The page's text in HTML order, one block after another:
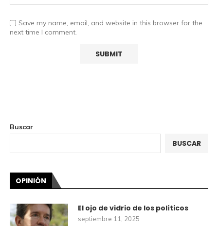
Save my name, email, and website in this browser for the
next time I comment.
Buscar
BUSCAR
OPINIÓN
El ojo de vidrio de los políticos
septiembre 11, 2025